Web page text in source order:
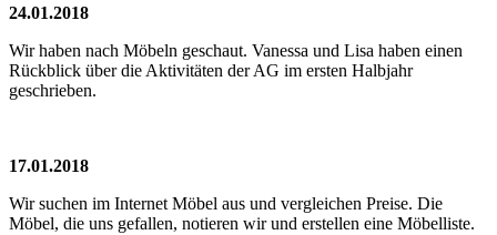
24.01.2018
Wir haben nach Möbeln geschaut. Vanessa und Lisa haben einen
Rückblick über die Aktivitäten der AG im ersten Halbjahr
geschrieben.
17.01.2018
Wir suchen im Internet Möbel aus und vergleichen Preise. Die
Möbel, die uns gefallen, notieren wir und erstellen eine Möbelliste.